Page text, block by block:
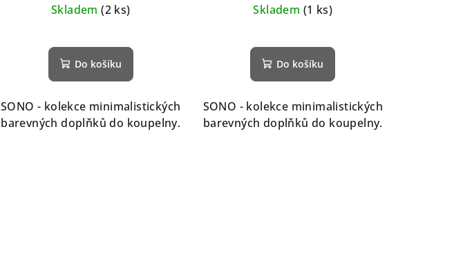
Skladem(2 ks)
Do košíku
SONO - kolekce minimalistických
barevných doplňků do koupelny.
Skladem (1 ks)
Do košíku
SONO - kolekce minimalistických
barevných doplňků do koupelny.